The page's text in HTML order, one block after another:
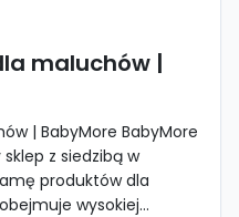
maluchów |
| BabyMore BabyMore
z siedzibą w
produktów dla
wysokiej...